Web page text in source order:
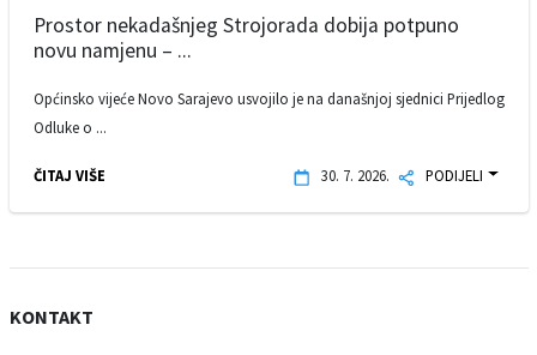
Prostor nekadašnjeg Strojorada dobija potpuno
novu namjenu – ...
Općinsko vijeće Novo Sarajevo usvojilo je na današnjoj sjednici Prijedlog
Odluke o ...
ČITAJ VIŠE 30. 7. 2026. PODIJELI
KONTAKT